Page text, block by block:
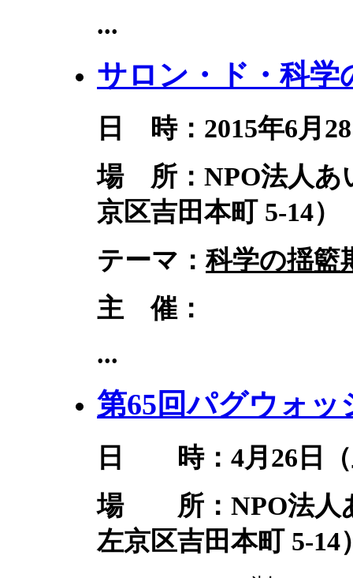
...
サロン・ド・科学
日 時：2015年6月
場 所：NPO法人あ
京区吉田本町 5-14）
テーマ：科学の揺籃
主 催：
...
第65回パグウォッ
日 時：4月26日（
場 所：NPO法人
左京区吉田本町 5-14